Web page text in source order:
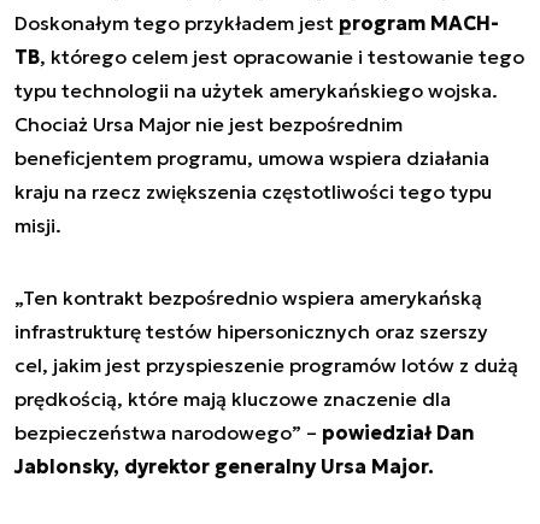
Doskonałym tego przykładem jest program MACH-
TB, którego celem jest opracowanie i testowanie tego
typu technologii na użytek amerykańskiego wojska.
Chociaż Ursa Major nie jest bezpośrednim
beneficjentem programu, umowa wspiera działania
kraju na rzecz zwiększenia częstotliwości tego typu
misji.
„Ten kontrakt bezpośrednio wspiera amerykańską
infrastrukturę testów hipersonicznych oraz szerszy
cel, jakim jest przyspieszenie programów lotów z dużą
prędkością, które mają kluczowe znaczenie dla
bezpieczeństwa narodowego” – powiedział Dan
Jablonsky, dyrektor generalny Ursa Major.